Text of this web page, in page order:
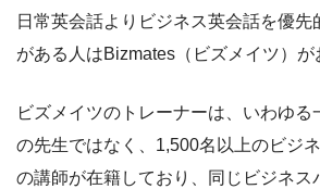
日常英会話よりビジネス英会話を優
がある人はBizmates（ビズメイツ）が
ビズメイツのトレーナーは、いわゆる
の先生ではなく、1,500名以上のビジ
の講師が在籍しており、同じビジネス